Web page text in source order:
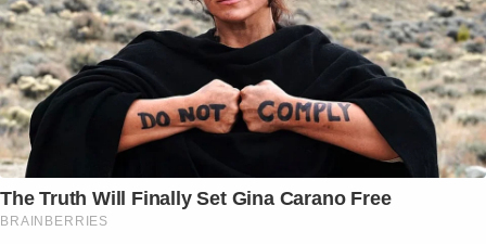
The Truth Will Finally Set Gina Carano Free
BRAINBERRIES